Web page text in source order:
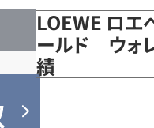
LOEWE ロエ
ールド ウォ
績